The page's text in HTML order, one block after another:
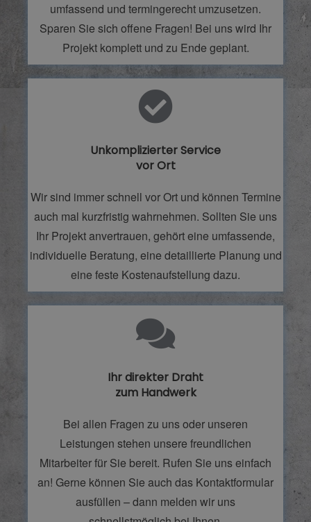
umfassend und termingerecht umzusetzen.
Sparen Sie sich offene Fragen! Bei uns wird Ihr
Projekt komplett und zu Ende geplant.
Unkomplizierter Service
vor Ort
Wir sind immer schnell vor Ort und können Termine
auch mal kurzfristig wahrnehmen. Sollten Sie uns
Ihr Projekt anvertrauen, gehört eine umfassende,
individuelle Beratung, eine detaillierte Planung und
eine feste Kostenaufstellung dazu.
Ihr direkter Draht
zum Handwerk
Bei allen Fragen zu uns oder unseren
Leistungen stehen unsere freundlichen
Mitarbeiter für Sie bereit. Rufen Sie uns einfach
an! Gerne können Sie auch das Kontaktformular
ausfüllen – dann melden wir uns